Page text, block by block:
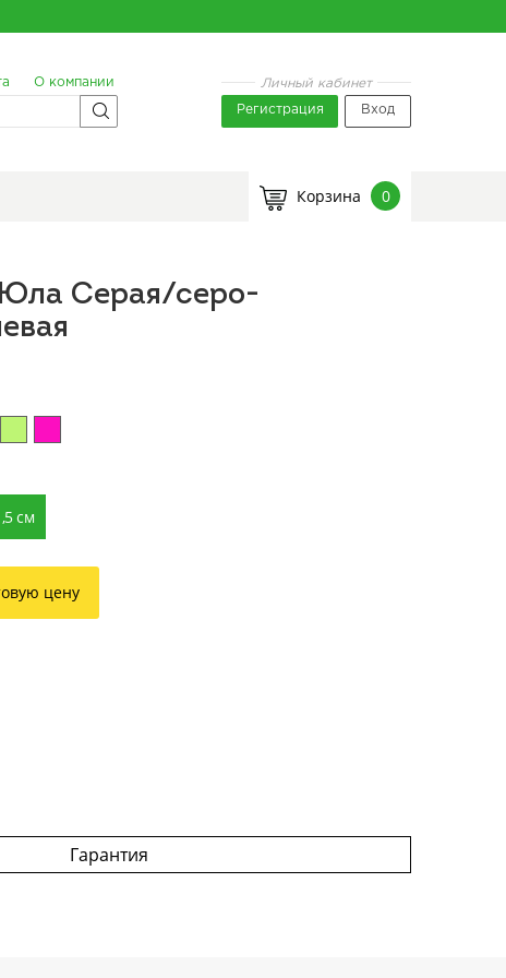
О компании Личный кабинет
Регистрация Вход
Корзина 0
Серая/серо-
см
цену
Гарантия